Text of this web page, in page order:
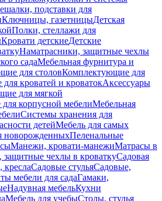
подставки для
Ключницы, газетницыДетская
Полки, стеллажи для
Кровати детскиеДетские
Наматрасники, защитные чехлы
садаМебельная фурнитура и
для столовКомплектующие для
кроватей и кроватокАксессуары
для мягкой
корпусной мебелиМебельная
Системы хранения для
детейМебель для самых
новорожденныхПеленальные
Манежи, кровати-манежиМатрасы в
защитные чехлы в кроваткуСадовая
Садовые стульяСадовые,
мебели для садаГамаки,
Надувная мебельКухни
Мебель для учебыСтолы, стулья